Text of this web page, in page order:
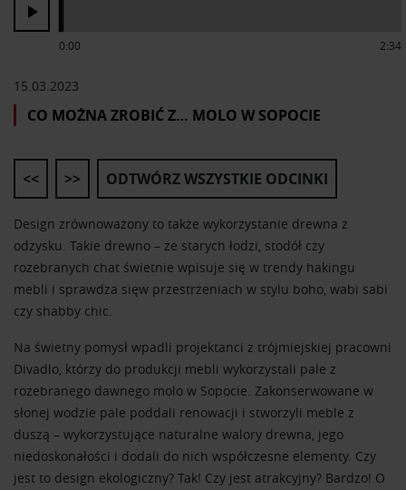
15.03.2023
CO MOŻNA ZROBIĆ Z… MOLO W SOPOCIE
Design zrównoważony to także wykorzystanie drewna z
odzysku. Takie drewno – ze starych łodzi, stodół czy
rozebranych chat świetnie wpisuje się w trendy hakingu
mebli i sprawdza sięw przestrzeniach w stylu boho, wabi sabi
czy shabby chic.
Na świetny pomysł wpadli projektanci z trójmiejskiej pracowni
Divadlo, którzy do produkcji mebli wykorzystali pale z
rozebranego dawnego molo w Sopocie. Zakonserwowane w
słonej wodzie pale poddali renowacji i stworzyli meble z
duszą – wykorzystujące naturalne walory drewna, jego
niedoskonałości i dodali do nich współczesne elementy. Czy
jest to design ekologiczny? Tak! Czy jest atrakcyjny? Bardzo! O
0:00 2:34
<< >> ODTWÓRZ WSZYSTKIE ODCINKI